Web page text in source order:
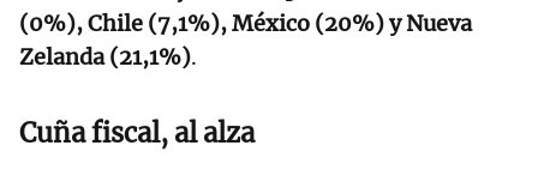
(0%), Chile (7,1%), México (20%) y Nueva
Zelanda (21,1%).
Cuña fiscal, al alza